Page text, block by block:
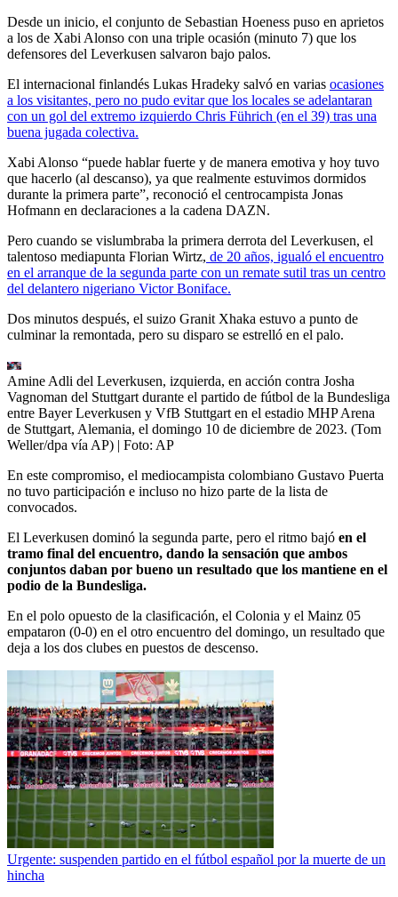
Desde un inicio, el conjunto de Sebastian Hoeness puso en aprietos
a los de Xabi Alonso con una triple ocasión (minuto 7) que los
defensores del Leverkusen salvaron bajo palos.
El internacional finlandés Lukas Hradeky salvó en varias ocasiones
a los visitantes, pero no pudo evitar que los locales se adelantaran
con un gol del extremo izquierdo Chris Führich (en el 39) tras una
buena jugada colectiva.
Xabi Alonso “puede hablar fuerte y de manera emotiva y hoy tuvo
que hacerlo (al descanso), ya que realmente estuvimos dormidos
durante la primera parte”, reconoció el centrocampista Jonas
Hofmann en declaraciones a la cadena DAZN.
Pero cuando se vislumbraba la primera derrota del Leverkusen, el
talentoso mediapunta Florian Wirtz, de 20 años, igualó el encuentro
en el arranque de la segunda parte con un remate sutil tras un centro
del delantero nigeriano Victor Boniface.
Dos minutos después, el suizo Granit Xhaka estuvo a punto de
culminar la remontada, pero su disparo se estrelló en el palo.
Amine Adli del Leverkusen, izquierda, en acción contra Josha
Vagnoman del Stuttgart durante el partido de fútbol de la Bundesliga
entre Bayer Leverkusen y VfB Stuttgart en el estadio MHP Arena
de Stuttgart, Alemania, el domingo 10 de diciembre de 2023. (Tom
Weller/dpa vía AP) | Foto: AP
En este compromiso, el mediocampista colombiano Gustavo Puerta
no tuvo participación e incluso no hizo parte de la lista de
convocados.
El Leverkusen dominó la segunda parte, pero el ritmo bajó en el
tramo final del encuentro, dando la sensación que ambos
conjuntos daban por bueno un resultado que los mantiene en el
podio de la Bundesliga.
En el polo opuesto de la clasificación, el Colonia y el Mainz 05
empataron (0-0) en el otro encuentro del domingo, un resultado que
deja a los dos clubes en puestos de descenso.
Urgente: suspenden partido en el fútbol español por la muerte de un
hincha